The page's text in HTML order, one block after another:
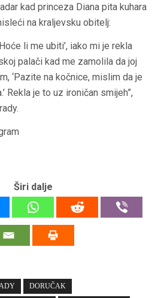
kad princeza Diana pita kuhara
na kraljevsku obitelj:
li me ubiti’, iako mi je rekla
palači kad me zamolila da joj
‘Pazite na kočnice, mislim da je
Rekla je to uz ironičan smijeh”,
Širi dalje
DORUČAK